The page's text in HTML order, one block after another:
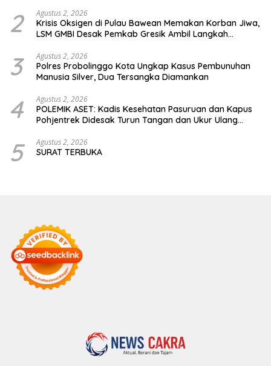
2 Agustus 2, 2026
Krisis Oksigen di Pulau Bawean Memakan Korban Jiwa,
LSM GMBI Desak Pemkab Gresik Ambil Langkah
3 Agustus 2, 2026
Polres Probolinggo Kota Ungkap Kasus Pembunuhan
Manusia Silver, Dua Tersangka Diamankan
4 Agustus 2, 2026
POLEMIK ASET: Kadis Kesehatan Pasuruan dan Kapus
Pohjentrek Didesak Turun Tangan dan Ukur Ulang
5 Agustus 2, 2026
SURAT TERBUKA